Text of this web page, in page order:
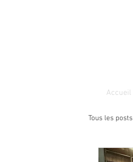
Accueil
Tous les posts
PORTE